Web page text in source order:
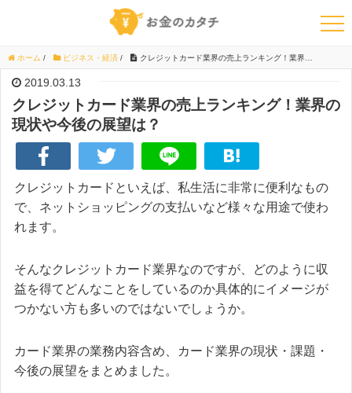
ホーム / ビジネス・経済 / クレジットカード業界の売上ランキング！業界の現状や今後の展望は？
2019.03.13
クレジットカード業界の売上ランキング！業界の
現状や今後の展望は？
クレジットカードといえば、私生活に非常に便利なもの
で、ネットショッピングの支払いなど様々な用途で使わ
れます。
そんなクレジットカード業界なのですが、どのように収
益を得てどんなことをしているのか具体的にイメージが
つかない方も多いのではないでしょうか。
カード業界の業務内容含め、カード業界の現状・課題・
今後の展望をまとめました。